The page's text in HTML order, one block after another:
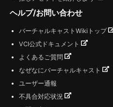
ヘルプ/お問い合わせ
バーチャルキャストWikiトップ
VCI公式ドキュメント
よくあるご質問
なぜなにバーチャルキャスト
ユーザー通報
不具合対応状況